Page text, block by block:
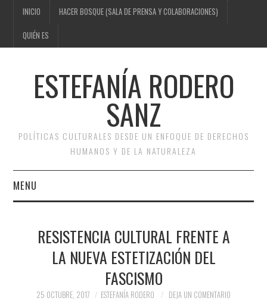
INICIO HACER BOSQUE (SALA DE PRENSA Y COLABORACIONES)
QUIÉN ES
ESTEFANÍA RODERO
SANZ
POLÍTICAS CULTURALES DESDE UN ENFOQUE DE DERECHOS
HUMANOS Y DE LA NATURALEZA
MENU
HACER BOSQUE (SALA DE
RESISTENCIA CULTURAL FRENTE A
LA NUEVA ESTETIZACIÓN DEL
FASCISMO
25 OCTUBRE, 2017 ESTEFANÍA RODERO DEJA UN COMENTARIO